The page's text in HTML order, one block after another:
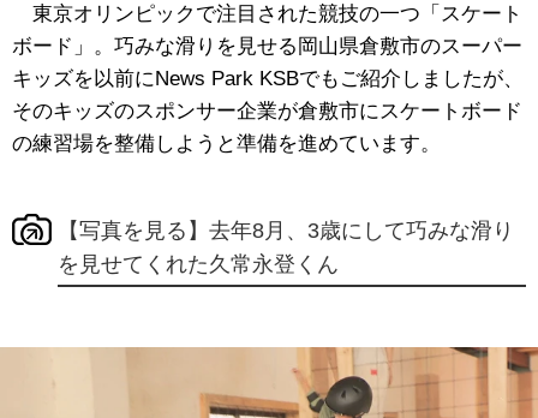
東京オリンピックで注目された競技の一つ「スケート
ボード」。巧みな滑りを見せる岡山県倉敷市のスーパー
キッズを以前にNews Park KSBでもご紹介しましたが、
そのキッズのスポンサー企業が倉敷市にスケートボード
の練習場を整備しようと準備を進めています。
【写真を見る】去年8月、3歳にして巧みな滑り
を見せてくれた久常永登くん